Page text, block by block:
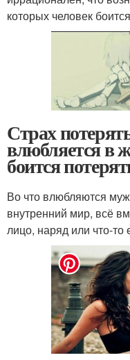
которых человек
Страх
влюбляется в
боится
Во что влюбляются
внутренний мир, всё
лицо, наряд или что-то